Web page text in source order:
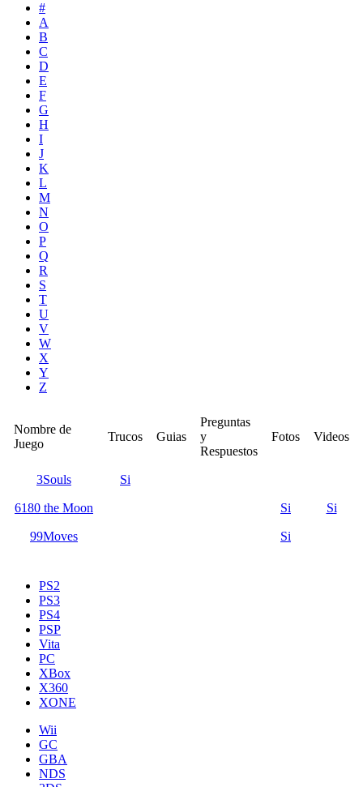
#
A
B
C
D
E
F
G
H
I
J
K
L
M
N
O
P
Q
R
S
T
U
V
W
X
Y
Z
Nombre de
Juego
Trucos Guias
Preguntas
y
Respuestos
Fotos Videos
3Souls Si
6180 the Moon Si Si
99Moves Si
PS2
PS3
PS4
PSP
Vita
PC
XBox
X360
XONE
Wii
GC
GBA
NDS